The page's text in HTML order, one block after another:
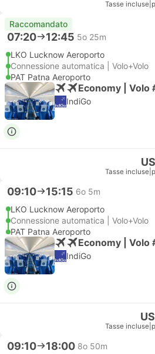
Tasse incluse
Raccomandato
07:20 12:45 5o 25m
LKO Lucknow Aeroporto
Connessione automatica | Volo+Volo
PAT Patna Aeroporto
Economy | Volo
IndiGo
Tasse incluse
09:10 15:15 6o 5m
LKO Lucknow Aeroporto
Connessione automatica | Volo+Volo
PAT Patna Aeroporto
Economy | Volo
IndiGo
Tasse incluse
09:10 18:00 8o 50m